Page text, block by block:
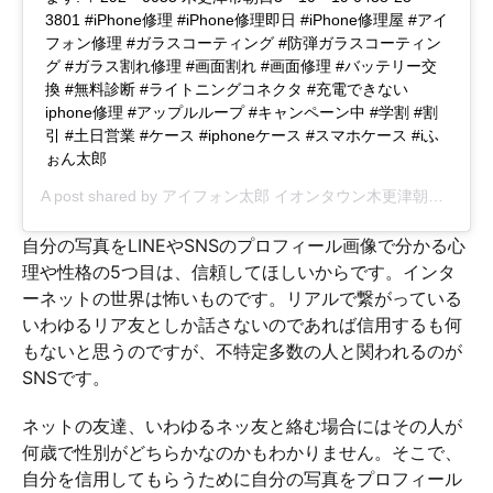
3801 #iPhone修理 #iPhone修理即日 #iPhone修理屋 #アイ
フォン修理 #ガラスコーティング #防弾ガラスコーティン
グ #ガラス割れ修理 #画面割れ #画面修理 #バッテリー交
換 #無料診断 #ライトニングコネクタ #充電できない
iphone修理 #アップルループ #キャンペーン中 #学割 #割
引 #土日営業 #ケース #iphoneケース #スマホケース #iふ
ぉん太郎
A post shared by アイフォン太郎 イオンタウン木更津朝日店
自分の写真をLINEやSNSのプロフィール画像で分かる心
理や性格の5つ目は、信頼してほしいからです。インタ
ーネットの世界は怖いものです。リアルで繋がっている
いわゆるリア友としか話さないのであれば信用するも何
もないと思うのですが、不特定多数の人と関われるのが
SNSです。
ネットの友達、いわゆるネッ友と絡む場合にはその人が
何歳で性別がどちらかなのかもわかりません。そこで、
自分を信用してもらうために自分の写真をプロフィール